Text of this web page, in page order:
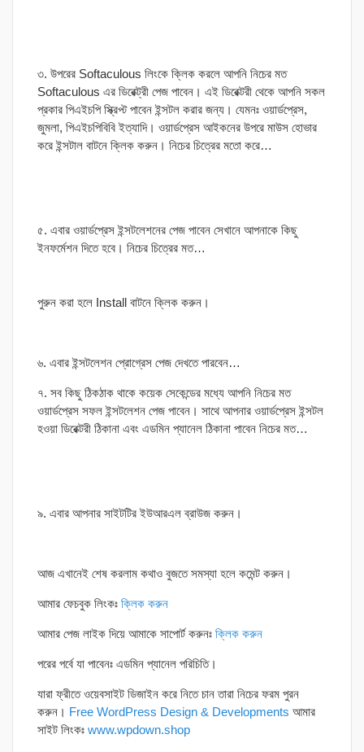
৩. উপরের Softaculous লিংকে ক্লিক করলে আপনি নিচের মত
Softaculous এর ডিরেক্ট্রী পেজ পাবেন। এই ডিরেক্টরী থেকে আপনি সকল
প্রকার পিএইচপি স্ক্রিপ্ট পাবেন ইন্সটল করার জন্য। যেমনঃ ওয়ার্ডপ্রেস,
জুমলা, পিএইচপিবিবি ইত্যাদি। ওয়ার্ডপ্রেস আইকনের উপরে মাউস হোভার
করে ইন্সটাল বাটনে ক্লিক করুন। নিচের চিত্রের মতো করে…
৫. এবার ওয়ার্ডপ্রেস ইন্সটলেশনের পেজ পাবেন সেখানে আপনাকে কিছু
ইনফর্মেশন দিতে হবে। নিচের চিত্রের মত…
পুরুন করা হলে Install বাটনে ক্লিক করুন।
৬. এবার ইন্সটলেশন প্রোগ্রেস পেজ দেখতে পারবেন…
৭. সব কিছু ঠিকঠাক থাকে কয়েক সেকেন্ডের মধ্যে আপনি নিচের মত
ওয়ার্ডপ্রেস সফল ইন্সটলেশন পেজ পাবেন। সাথে আপনার ওয়ার্ডপ্রেস ইন্সটল
হওয়া ডিরেক্টরী ঠিকানা এবং এডমিন প্যানেল ঠিকানা পাবেন নিচের মত…
৯. এবার আপনার সাইটটির ইউআরএল ব্রাউজ করুন।
আজ এখানেই শেষ করলাম কথাও বুজতে সমস্যা হলে কমেন্ট করুন।
আমার ফেচবুক লিংকঃ ক্লিক করুন
আমার পেজ লাইক দিয়ে আমাকে সাপোর্ট করুনঃ ক্লিক করুন
পরের পর্বে যা পাবেনঃ এডমিন প্যানেল পরিচিতি।
যারা ফ্রীতে ওয়েবসাইট ডিজাইন করে নিতে চান তারা নিচের ফরম পুরন
করুন। Free WordPress Design & Developments আমার
সাইট লিংকঃ www.wpdown.shop